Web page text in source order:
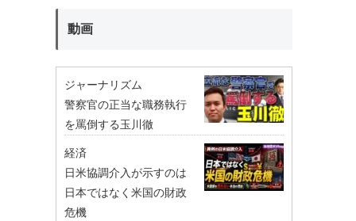
動画
ジャーナリズム
警察官の正当な職務執行
を罵倒する玉川徹
経済
日米協調介入が示すのは
日本ではなく米国の財政
危機